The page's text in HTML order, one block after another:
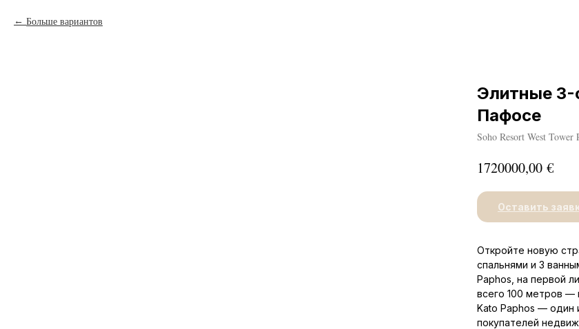
Больше вариантов
Элитные 3-
Пафосе
Soho Resort West Tower
1720000,00 €
Оставить
Откройте новую
спальнями и 3
Paphos, на первой
всего 100 метров —
Kato Paphos — один
покупателей